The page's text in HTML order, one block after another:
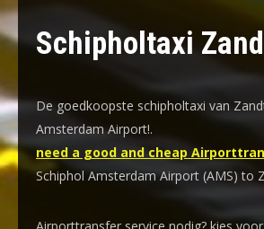
Schipholtaxi
De goedkoopste schipholtaxi van
Amsterdam Airport!.
need a good and cheap
Schiphol Amsterdam Airport (AMS) to